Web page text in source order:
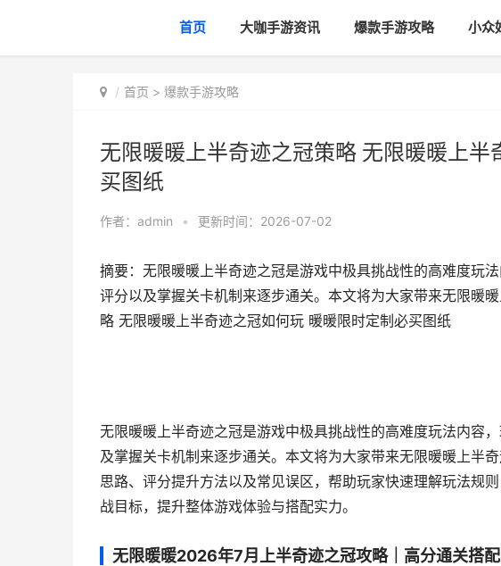
首页 大咖手游资讯 爆款手游攻略 小众
首页 > 爆款手游攻略
无限暖暖上半奇迹之冠策略 无限暖暖上
买图纸
作者： admin • 更新时间：2026-07-02
摘要：无限暖暖上半奇迹之冠是游戏中极具挑战性的高难度玩
评分以及掌握关卡机制来逐步通关。本文将为大家带来无限暖
略 无限暖暖上半奇迹之冠如何玩 暖暖限时定制必买图纸
无限暖暖上半奇迹之冠是游戏中极具挑战性的高难度玩法内容
及掌握关卡机制来逐步通关。本文将为大家带来无限暖暖上半
思路、评分提升方法以及常见误区，帮助玩家快速理解玩法规
战目标，提升整体游戏体验与搭配实力。
无限暖暖2026年7月上半奇迹之冠攻略｜高分通关搭